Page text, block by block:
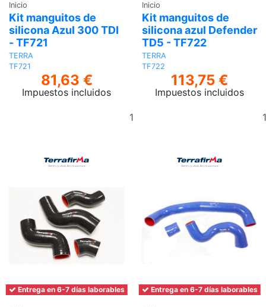
Inicio
Kit manguitos de
silicona Azul 300 TDI
- TF721
TERRA
TF721
81,63 €
Impuestos incluidos
Inicio
Kit manguitos de
silicona azul Defender
TD5 - TF722
TERRA
TF722
113,75 €
Impuestos incluidos
Entrega en 6-7 días laborables Entrega en 6-7 días laborables